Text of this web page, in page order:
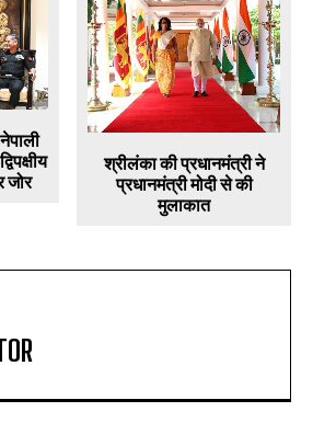
जोर
श्रीलंका की प्रधानमंत्री ने
प्रधानमंत्री मोदी से की
मुलाकात